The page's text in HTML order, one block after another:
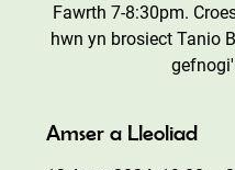
Fawrth 7-8:30pm.
hwn yn brosiect Tanio
Amser a Lleoliad